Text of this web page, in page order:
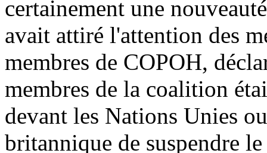
certainement une
avait attiré l'attention des
membres de COPOH,
membres de la coalition
devant les Nations Unies
britannique de suspendre